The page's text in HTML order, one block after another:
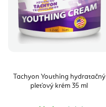
Tachyon Youthing hydratačný
pleťový krém 35 ml